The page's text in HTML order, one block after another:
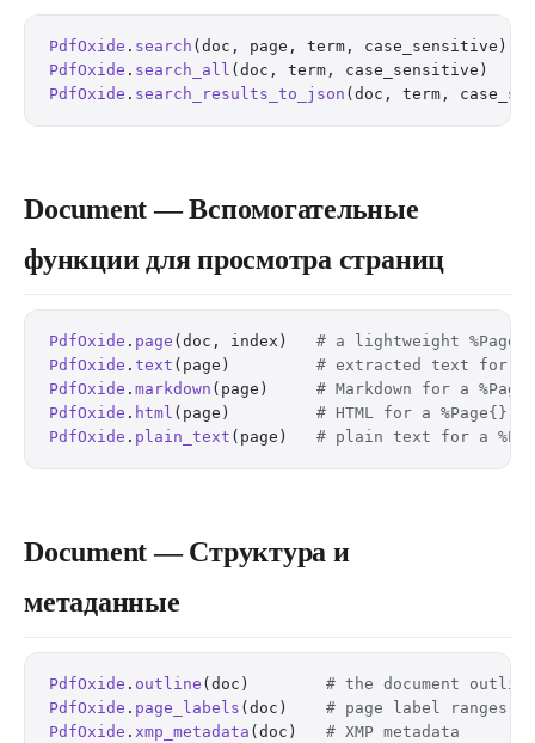
PdfOxide . search (doc, page, term,
PdfOxide . search_all (doc, term,
PdfOxide . search_results_to_json (doc, term,
Document — Вспомогательные
функции для просмотра страниц
PdfOxide . page (doc, index) # a lightweight
PdfOxide . text (page) # extracted text for a
PdfOxide . markdown (page) # Markdown for a
PdfOxide . html (page) # HTML for a %Page{}
PdfOxide . plain_text (page) # plain text for a
Document — Структура и
метаданные
PdfOxide . outline (doc) # the document
PdfOxide . page_labels (doc) # page label ranges
PdfOxide . xmp_metadata (doc) # XMP metadata